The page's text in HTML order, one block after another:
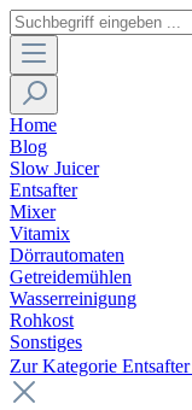
Home
Blog
Slow Juicer
Entsafter
Mixer
Vitamix
Dörrautomaten
Getreidemühlen
Wasserreinigung
Rohkost
Sonstiges
Zur Kategorie Entsafter